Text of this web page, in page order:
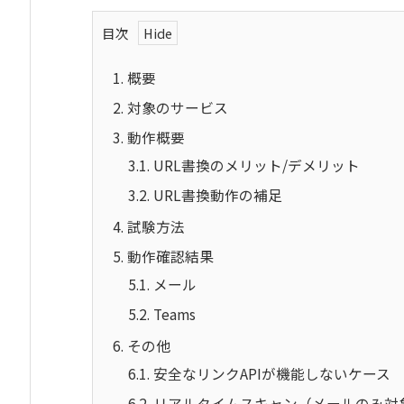
目次
1. 概要
2. 対象のサービス
3. 動作概要
3.1. URL書換のメリット/デメリット
3.2. URL書換動作の補足
4. 試験方法
5. 動作確認結果
5.1. メール
5.2. Teams
6. その他
6.1. 安全なリンクAPIが機能しないケース